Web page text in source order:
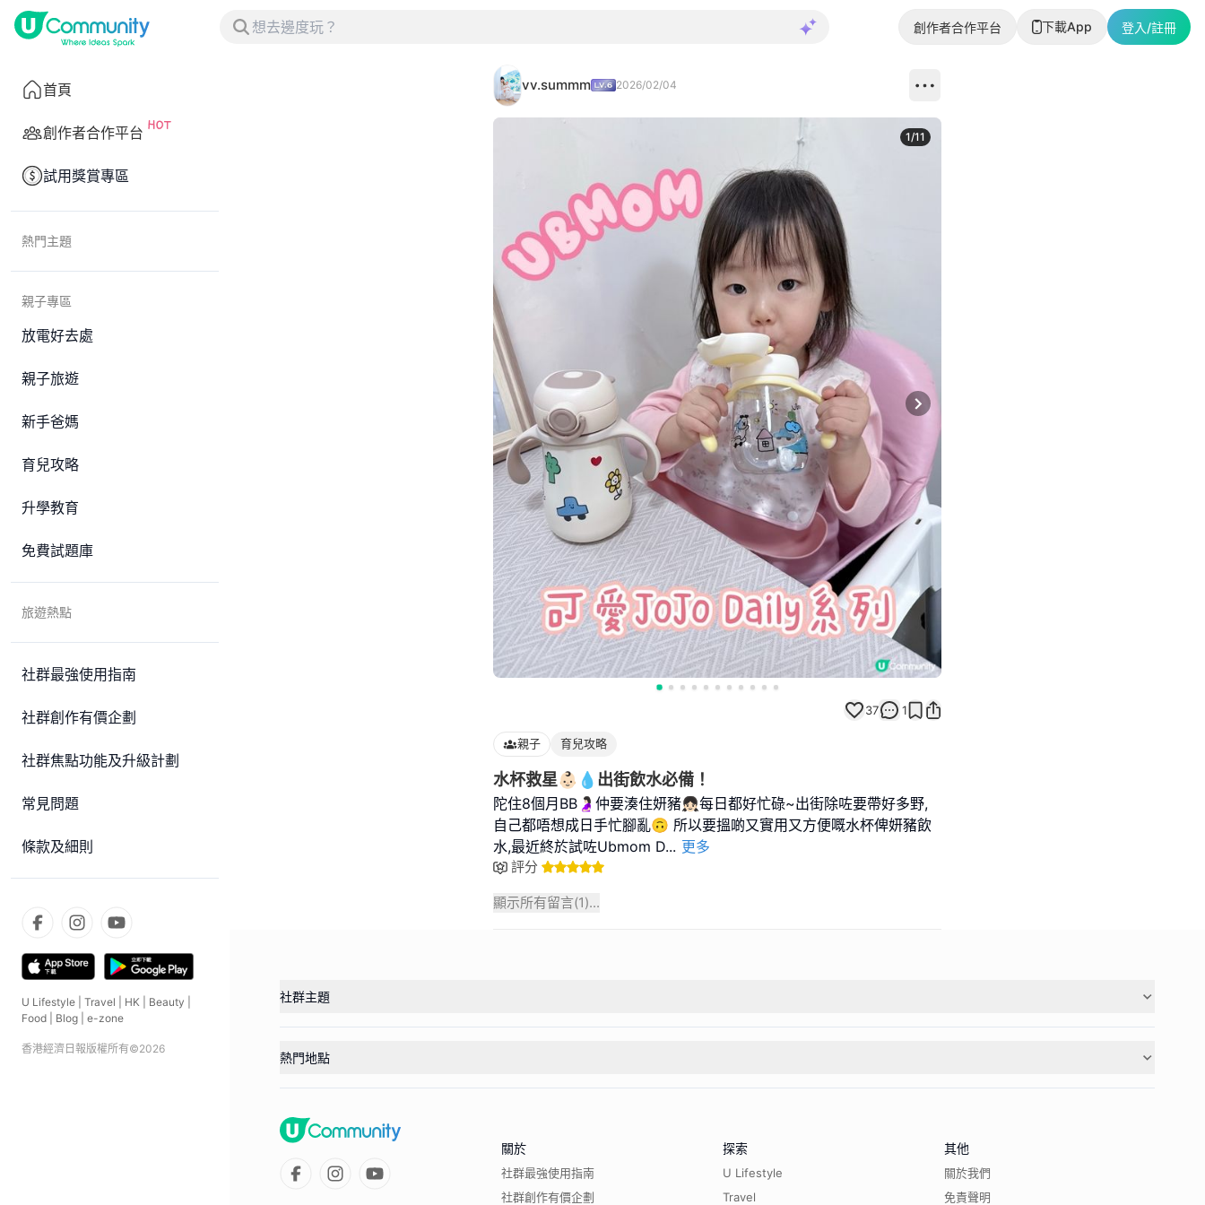
創作者合作平台 下載App 登入/註冊
首頁
創作者合作平台
試用獎賞專區
熱門主題
親子專區
放電好去處
親子旅遊
新手爸媽
育兒攻略
升學教育
免費試題庫
旅遊熱點
社群最強使用指南
社群創作有價企劃
社群焦點功能及升級計劃
常見問題
條款及細則
U Lifestyle Travel HK Beauty
Food
Blog e-zone
香港經濟日報版權所有©2026
vv.summm 2026/02/04
Next slide
1/11
37 1
親子 育兒攻略
水杯救星👶🏻💧出街飲水必備！
陀住8個月BB🤰🏻仲要湊住妍豬👧🏻每日都好忙碌~出街除咗要帶好多野,
自己都唔想成日手忙腳亂🙃 所以要搵啲又實用又方便嘅水杯俾妍豬飲
水,最近終於試咗Ubmom D... 更多
評分
顯示所有留言(1)...
社群主題
熱門地點
關於
社群最強使用指南
社群創作有價企劃
探索
U Lifestyle
Travel
其他
關於我們
免責聲明